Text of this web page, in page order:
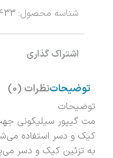
شناسه محصول:
اشتراک گذاری
توضیحاتنظرات (0)
توضیحات
مت گیپور سیلیکونی
کیک و دسر استفاده
به تزئین کیک و دسر